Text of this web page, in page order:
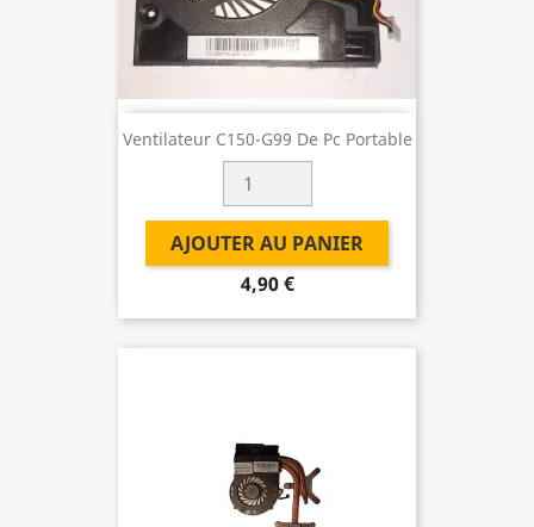
Ventilateur C150-G99 De Pc Portable
AJOUTER AU PANIER
4,90 €